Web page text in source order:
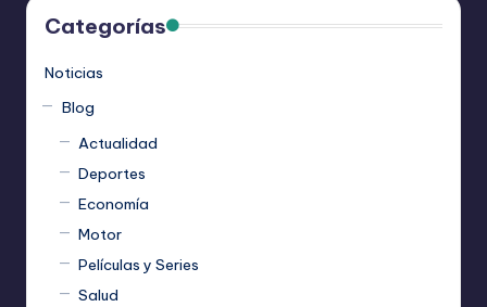
Categorías
Noticias
Blog
Actualidad
Deportes
Economía
Motor
Películas y Series
Salud